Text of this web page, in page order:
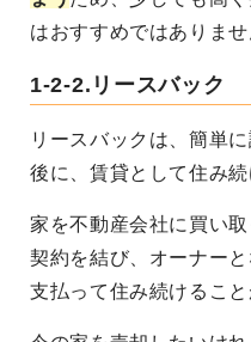
はおすすめではありませ
1-2-2.リースバック
リースバックは、簡単
後に、賃貸として住み
家を不動産会社に買い
契約を結び、オーナー
支払って住み続けること